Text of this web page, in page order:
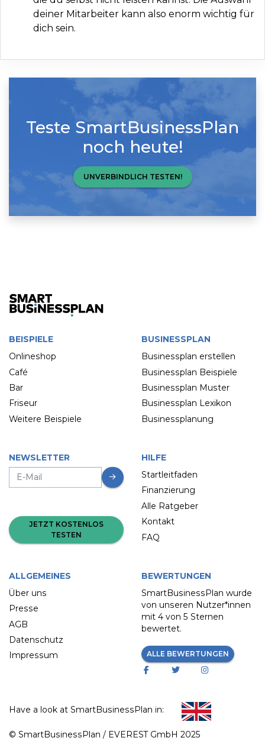
deiner Mitarbeiter kann also enorm wichtig für
dich sein.
Teste SmartBusinessPlan
noch heute!
UNVERBINDLICH TESTEN!
BEISPIELE
Onlineshop
Café
Bar
Friseur
Weitere Beispiele
BUSINESSPLAN
Businessplan erstellen
Businessplan Beispiele
Businessplan Muster
Businessplan Lexikon
Businessplanung
NEWSLETTER
JETZT KOSTENLOS
TESTEN
HILFE
Startleitfaden
Finanzierung
Alle Ratgeber
Kontakt
FAQ
ALLGEMEINES
Über uns
Presse
AGB
Datenschutz
Impressum
BEWERTUNGEN
SmartBusinessPlan wurde
von unseren Nutzer*innen
mit 4 von 5 Sternen
bewertet.
ALLE BEWERTUNGEN
© SmartBusinessPlan / EVEREST GmbH 2025
Have a look at SmartBusinessPlan in: